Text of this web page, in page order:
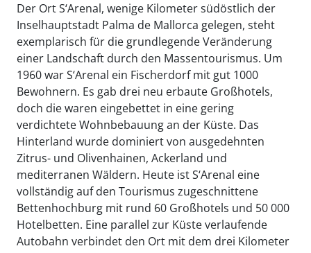
Der Ort S‘Arenal, wenige Kilometer südöstlich der
Inselhauptstadt Palma de Mallorca gelegen, steht
exemplarisch für die grundlegende Veränderung
einer Landschaft durch den Massentourismus. Um
1960 war S‘Arenal ein Fischerdorf mit gut 1000
Bewohnern. Es gab drei neu erbaute Großhotels,
doch die waren eingebettet in eine gering
verdichtete Wohnbebauung an der Küste. Das
Hinterland wurde dominiert von ausgedehnten
Zitrus- und Olivenhainen, Ackerland und
mediterranen Wäldern. Heute ist S‘Arenal eine
vollständig auf den Tourismus zugeschnittene
Bettenhochburg mit rund 60 Großhotels und 50 000
Hotelbetten. Eine parallel zur Küste verlaufende
Autobahn verbindet den Ort mit dem drei Kilometer